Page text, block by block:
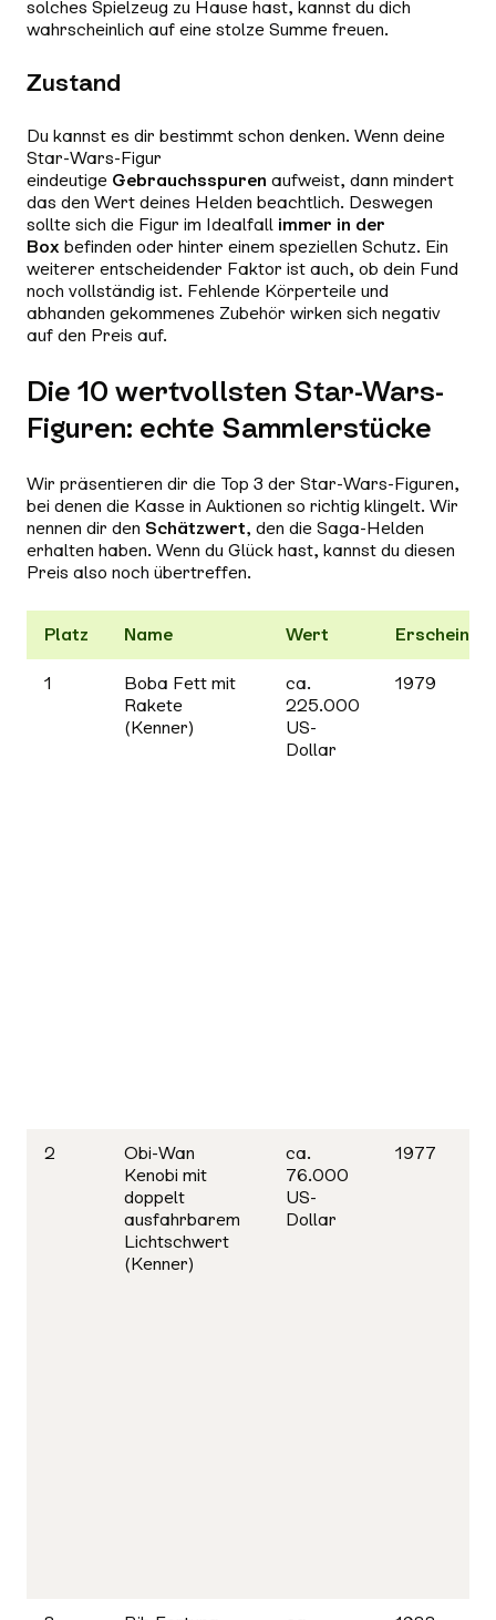
solches Spielzeug zu Hause hast, kannst du dich
wahrscheinlich auf eine stolze Summe freuen.
Zustand
Du kannst es dir bestimmt schon denken. Wenn deine
Star-Wars-Figur
eindeutige Gebrauchsspuren aufweist, dann mindert
das den Wert deines Helden beachtlich. Deswegen
sollte sich die Figur im Idealfall immer in der
Box befinden oder hinter einem speziellen Schutz. Ein
weiterer entscheidender Faktor ist auch, ob dein Fund
noch vollständig ist. Fehlende Körperteile und
abhanden gekommenes Zubehör wirken sich negativ
auf den Preis auf.
Die 10 wertvollsten Star-Wars-
Figuren: echte Sammlerstücke
Wir präsentieren dir die Top 3 der Star-Wars-Figuren,
bei denen die Kasse in Auktionen so richtig klingelt. Wir
nennen dir den Schätzwert, den die Saga-Helden
erhalten haben. Wenn du Glück hast, kannst du diesen
Preis also noch übertreffen.
Platz Name Wert
1
Boba Fett mit
Rakete
(Kenner)
ca.
225.000
US-
Dollar
1979
2
Obi-Wan
Kenobi mit
doppelt
ausfahrbarem
Lichtschwert
(Kenner)
ca.
76.000
US-
Dollar
1977